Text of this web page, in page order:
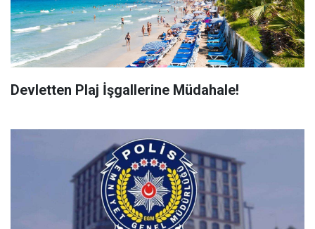
Devletten Plaj İşgallerine Müdahale!